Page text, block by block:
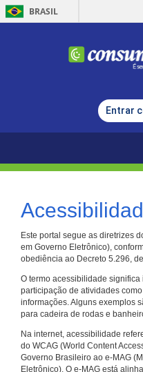
BRASIL
Entrar
Este portal segue as diretrizes
em Governo Eletrônico),
obediência ao Decreto 5.296,
O termo acessibilidade
participação de atividades
informações. Alguns exemplos
para cadeira de rodas e
Na internet, acessibilidade
do WCAG (World Content
Governo Brasileiro ao e-MAG
Eletrônico). O e-MAG está